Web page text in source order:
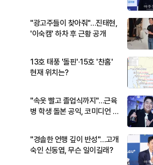
"광고주들이 찾아줘"…진태현,
'이숙캠' 하차 후 근황 공개
13호 태풍 '돌핀'·15호 '찬홈'
현재 위치는?
"속옷 빨고 졸업식까지"…근육
병 학생 돌본 공익, 코미디언 김
"경솔한 언행 깊이 반성"…고개
숙인 신동엽, 무슨 일이길래?